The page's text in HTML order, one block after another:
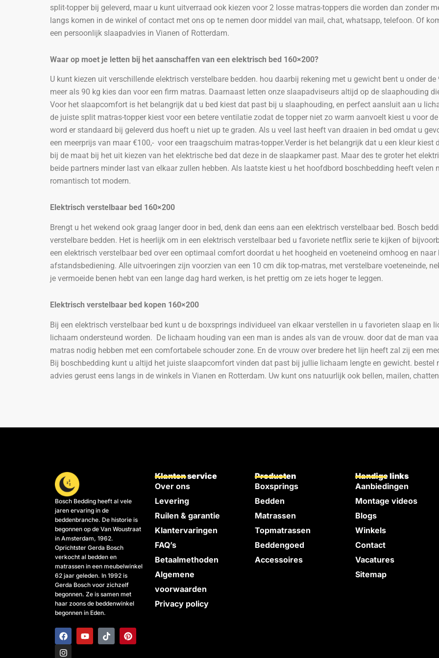
split-topper bij geleverd, maar u kunt uitverraad ook kiezen voor 2 losse matras-toppers die worden dan zonder
langs komen in de winkel of contact met ons op te nemen door middel van mail, chat, whatsapp, telefoon. Of
een persoonlijk slaapadvies in Vianen of Rotterdam.
Waar op moet je letten bij het aanschaffen van een elektrisch bed 160×200?
U kunt kiezen uit verschillende elektrisch verstelbare bedden. hou daarbij rekening met u gewicht bent u onder
meer als 90 kg kies dan voor een firm matras. Daarnaast letten onze slaapadviseurs altijd op de slaaphouding
Voor het slaapcomfort is het belangrijk dat u bed kiest dat past bij u slaaphouding, en perfect aansluit aan u
de juiste split matras-topper kiest voor een betere ventilatie zodat de topper niet zo warm aanvoelt kiest u voor
word er standaard bij geleverd dus hoeft u niet up te graden. Als u veel last heeft van draaien in bed omdat u
een meerprijs van maar €100,- voor een traagschuim matras-topper.Verder is het belangrijk dat u een kleur kiest
bij de maat bij het uit kiezen van het elektrische bed dat deze in de slaapkamer past. Maar des te groter het
beide partners minder last van elkaar zullen hebben. Als laatste kiest u het hoofdbord boschbedding heeft
romantisch tot modern.
Elektrisch verstelbaar bed 160×200
Brengt u het wekend ook graag langer door in bed, denk dan eens aan een elektrisch verstelbaar bed. Bosch
verstelbare bedden. Het is heerlijk om in een elektrisch verstelbaar bed u favoriete netflix serie te kijken of
een elektrisch verstelbaar bed over een optimaal comfort doordat u het hoogheid en voeteneind omhoog en
afstandsbediening. Alle uitvoeringen zijn voorzien van een 10 cm dik top-matras, met verstelbare voeteneinde,
je vermoeide benen hebt van een lange dag hard werken, is het prettig om ze iets hoger te leggen.
Elektrisch verstelbaar bed kopen 160×200
Bij een elektrisch verstelbaar bed kunt u de boxsprings individueel van elkaar verstellen in u favorieten slaap en
lichaam ondersteund worden. De lichaam houding van een man is andes als van de vrouw. door dat de man
matras nodig hebben met een comfortabele schouder zone. En de vrouw over bredere het lijn heeft zal zij een
Bij boschbedding kunt u altijd het juiste slaapcomfort vinden dat past bij jullie lichaam lengte en gewicht.
advies gerust eens langs in de winkels in Vianen en Rotterdam. Uw kunt ons natuurlijk ook bellen, mailen,
Bosch Bedding heeft al vele
jaren ervaring in de
beddenbranche. De historie is
begonnen op de Van Woustraat
in Amsterdam, 1962.
Oprichtster Gerda Bosch
verkocht al bedden en
matrassen in een meubelwinkel
62 jaar geleden. In 1992 is
Gerda Bosch voor zichzelf
begonnen. Ze is samen met
haar zoons de beddenwinkel
begonnen in Eden.
F
a
c
Y
o
T
i
P
i
I
n
s
Klanten service
Over ons
Levering
Ruilen & garantie
Klantervaringen
FAQ’s
Betaalmethoden
Algemene
voorwaarden
Privacy policy
Producten
Boxsprings
Bedden
Matrassen
Topmatrassen
Beddengoed
Accessoires
Handige links
Aanbiedingen
Montage videos
Blogs
Winkels
Contact
Vacatures
Sitemap